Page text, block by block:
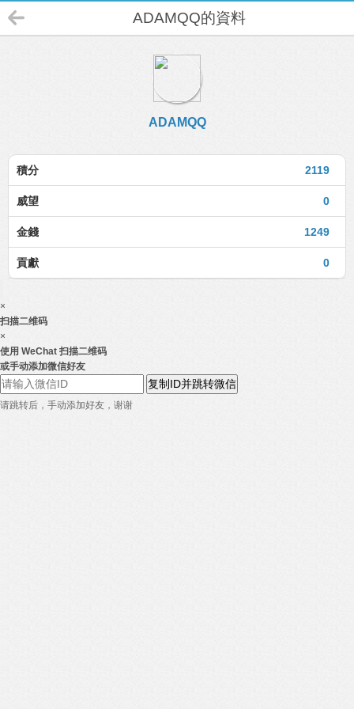
ADAMQQ的資料
ADAMQQ
2119
積分
0
威望
1249
金錢
0
貢獻
×
扫描二维码
×
使用 WeChat 扫描二维码
或手动添加微信好友
复制ID并跳转微信
请跳转后，手动添加好友，谢谢